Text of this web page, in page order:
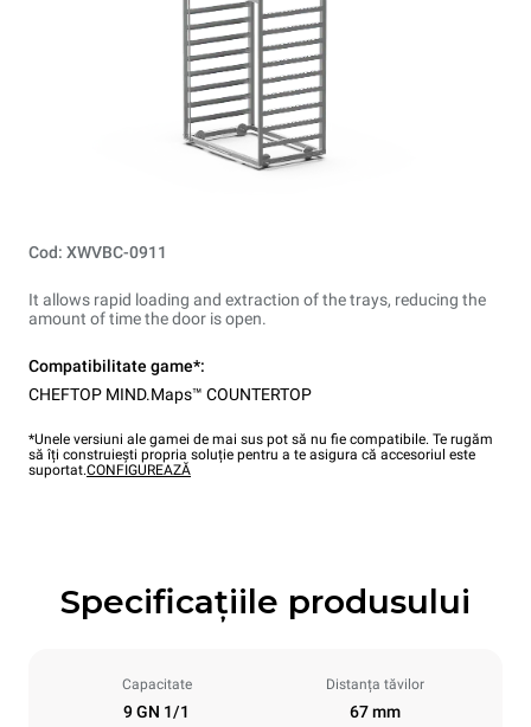
Cod: XWVBC-0911
It allows rapid loading and extraction of the trays, reducing the
amount of time the door is open.
Compatibilitate game*:
CHEFTOP MIND.Maps™ COUNTERTOP
*Unele versiuni ale gamei de mai sus pot să nu fie compatibile. Te rugăm
să îți construiești propria soluție pentru a te asigura că accesoriul este
suportat.CONFIGUREAZĂ
Specificațiile produsului
Capacitate
9 GN 1/1
Distanța tăvilor
67 mm